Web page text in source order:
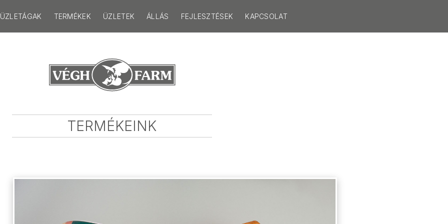
ÜZLETÁGAK TERMÉKEK ÜZLETEK ÁLLÁS FEJLESZTÉSEK KAPCSOLAT
TERMÉKEINK